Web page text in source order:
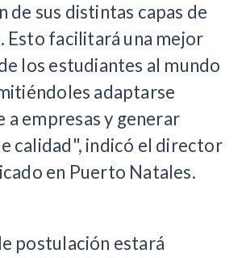
de sus distintas capas de
Esto facilitará una mejor
los estudiantes al mundo
adaptarse
a empresas y generar
calidad", indicó el director
en Puerto Natales.
postulación estará